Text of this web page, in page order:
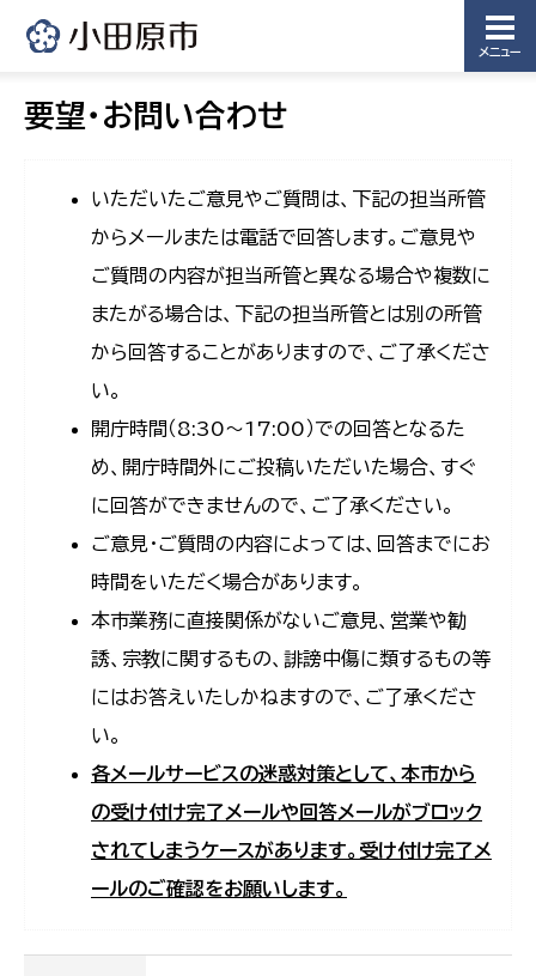
メニュー
要望・お問い合わせ
いただいたご意見やご質問は、下記の担当所管
からメールまたは電話で回答します。ご意見や
ご質問の内容が担当所管と異なる場合や複数に
またがる場合は、下記の担当所管とは別の所管
から回答することがありますので、ご了承くださ
い。
開庁時間（8:30〜17:00）での回答となるた
め、開庁時間外にご投稿いただいた場合、すぐ
に回答ができませんので、ご了承ください。
ご意見・ご質問の内容によっては、回答までにお
時間をいただく場合があります。
本市業務に直接関係がないご意見、営業や勧
誘、宗教に関するもの、誹謗中傷に類するもの等
にはお答えいたしかねますので、ご了承くださ
い。
各メールサービスの迷惑対策として、本市から
の受け付け完了メールや回答メールがブロック
されてしまうケースがあります。受け付け完了メ
ールのご確認をお願いします。